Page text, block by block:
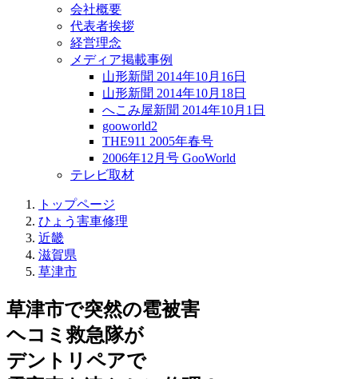
会社概要
代表者挨拶
経営理念
メディア掲載事例
山形新聞 2014年10月16日
山形新聞 2014年10月18日
へこみ屋新聞 2014年10月1日
gooworld2
THE911 2005年春号
2006年12月号 GooWorld
テレビ取材
トップページ
ひょう害車修理
近畿
滋賀県
草津市
草津市で突然の雹被害
ヘコミ救急隊が
デントリペアで